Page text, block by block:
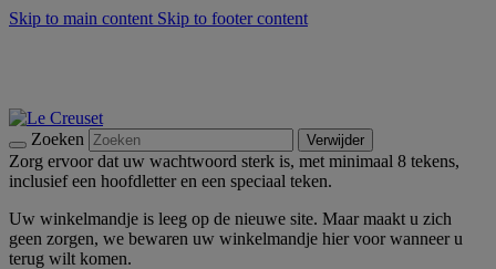
Skip to main content Skip to footer content
Zoeken Verwijder
Zorg ervoor dat uw wachtwoord sterk is, met minimaal 8 tekens,
inclusief een hoofdletter en een speciaal teken.
Uw winkelmandje is leeg op de nieuwe site. Maar maakt u zich
geen zorgen, we bewaren uw winkelmandje hier voor wanneer u
terug wilt komen.